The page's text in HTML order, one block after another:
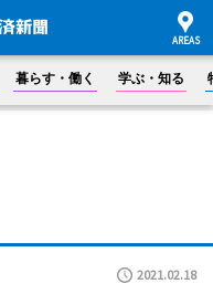
暮らす・働く 学ぶ・知る
2021.02.18